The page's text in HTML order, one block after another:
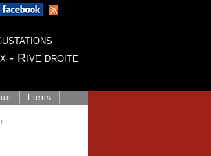
- Rive droite
Liens